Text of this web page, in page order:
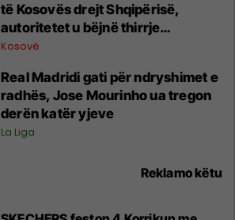
të Kosovës drejt Shqipërisë,
autoritetet u bëjnë thirrje
qytetarëve të shfrytëzojnë pika të
Kosovë
Real Madridi gati për ndryshimet e
radhës, Jose Mourinho ua tregon
derën katër yjeve
La Liga
Reklamo këtu